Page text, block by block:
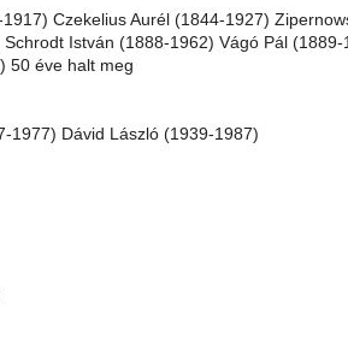
Czekelius Aurél (1844-1927)
István (1888-1962) Vágó Pál
50 éve halt meg
1977) Dávid László (1939-1987)